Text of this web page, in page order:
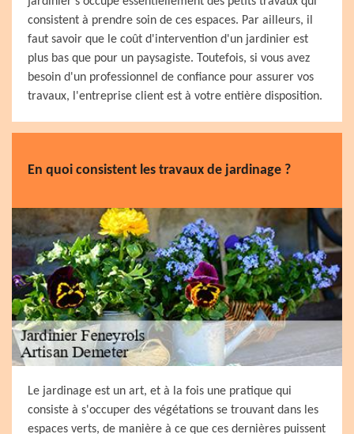
consistent à prendre soin de ces espaces. Par ailleurs, il
faut savoir que le coût d'intervention d'un jardinier est
plus bas que pour un paysagiste. Toutefois, si vous avez
besoin d'un professionnel de confiance pour assurer vos
travaux, l'entreprise client est à votre entière disposition.
En quoi consistent les travaux de jardinage ?
Le jardinage est un art, et à la fois une pratique qui
consiste à s'occuper des végétations se trouvant dans les
espaces verts, de manière à ce que ces dernières puissent